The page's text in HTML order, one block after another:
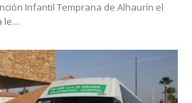
Infantil Temprana de Alhaurín el
le…